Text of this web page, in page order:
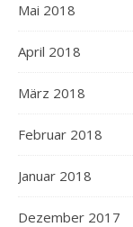
Mai 2018
April 2018
März 2018
Februar 2018
Januar 2018
Dezember 2017